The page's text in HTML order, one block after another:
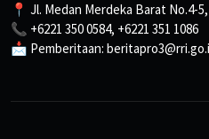
📍 Jl. Medan Merdeka Barat No.4-
📞 +6221 350 0584, +6221 351 1086
📩 Pemberitaan: